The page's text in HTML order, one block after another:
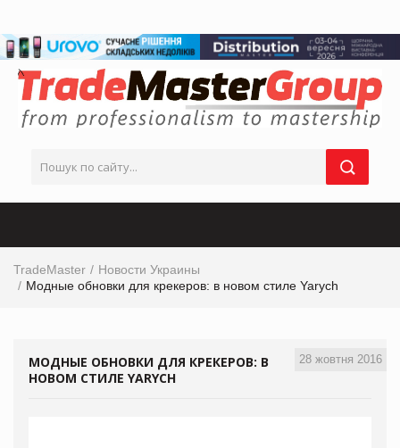
TradeMaster
Новости Украины
Модные обновки для крекеров: в новом стиле Yarych
28 жовтня 2016
МОДНЫЕ ОБНОВКИ ДЛЯ КРЕКЕРОВ: В
НОВОМ СТИЛЕ YARYCH